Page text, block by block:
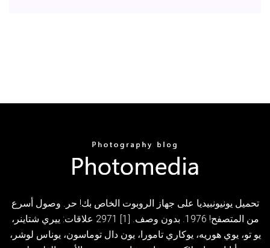
تحميل يونيونبيديا على جهاز الروبوت الخاص بك! حر. وصول أسرع
من المتصفح! 1976. بدون وصف. [1] 2971 علاقات: ييري شتاينر،
يو تو، يوي هوريه، يوكاري تامورا، يون دال توماسون، يوناس لوشر،